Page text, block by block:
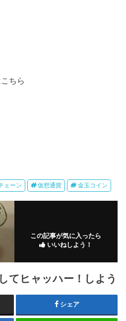
ちら
ェーン 仮想通貨 金玉コイン
この記事が気に入ったら
いいねしよう！
てヒャッハー！しよう
シェア